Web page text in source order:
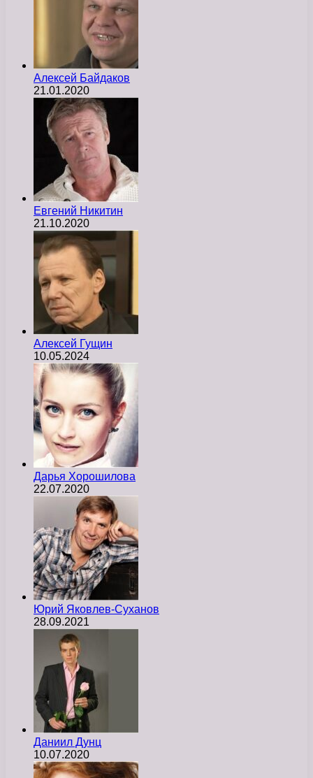
Алексей Байдаков
21.01.2020
Евгений Никитин
21.10.2020
Алексей Гущин
10.05.2024
Дарья Хорошилова
22.07.2020
Юрий Яковлев-Суханов
28.09.2021
Даниил Дунц
10.07.2020